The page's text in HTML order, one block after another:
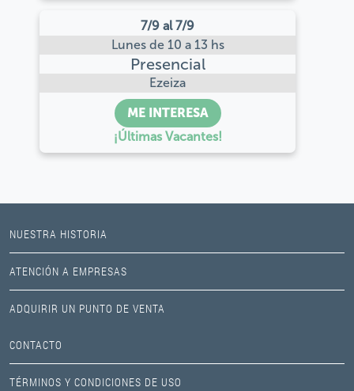
7/9 al 7/9
Lunes de 10 a 13 hs
Presencial
Ezeiza
ME INTERESA
¡Últimas Vacantes!
NUESTRA HISTORIA
ATENCIÓN A EMPRESAS
ADQUIRIR UN PUNTO DE VENTA
CONTACTO
TÉRMINOS Y CONDICIONES DE USO